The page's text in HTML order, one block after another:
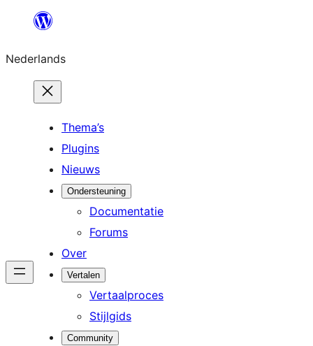
de
inhoud
Nederlands
Thema’s
Plugins
Nieuws
Ondersteuning
Documentatie
Forums
Over
Vertalen
Vertaalproces
Stijlgids
Community